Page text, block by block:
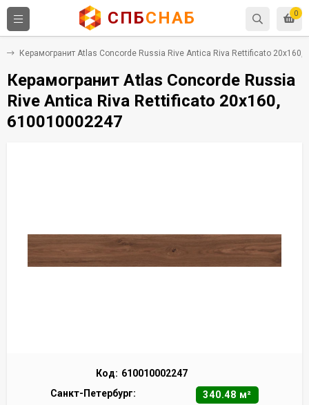
0
СПБСНАБ
Керамогранит Atlas Concorde Russia Rive Antica Riva Rettificato 20x160,
Керамогранит Atlas Concorde Russia
Rive Antica Riva Rettificato 20x160,
610010002247
Код: 610010002247
Санкт-Петербург:
340.48 м²